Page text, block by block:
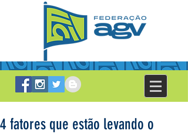
4 fatores que estão levando o